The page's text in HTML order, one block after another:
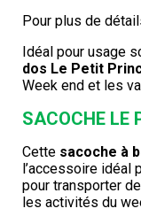
Pour plus de
Idéal pour usage
dos Le Petit
Week end et les
SACOCHE LE
Cette sacoche à
l’accessoire idéal
pour transporter
les activités du